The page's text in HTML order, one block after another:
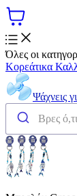
Όλες οι
Κορεάτικα
Ψάχνεις